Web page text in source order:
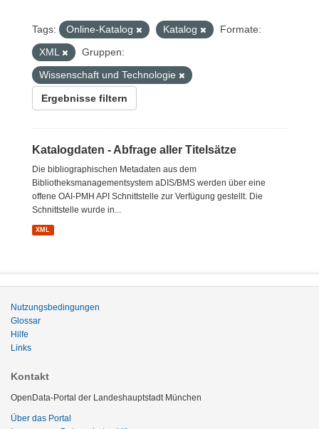
Tags: Online-Katalog Katalog
Formate:
XML
Gruppen:
Wissenschaft und Technologie
Ergebnisse filtern
Katalogdaten - Abfrage aller Titelsätze
Die bibliographischen Metadaten aus dem
Bibliotheksmanagementsystem aDIS/BMS werden über eine
offene OAI-PMH API Schnittstelle zur Verfügung gestellt. Die
Schnittstelle wurde in...
XML
Nutzungsbedingungen
Glossar
Hilfe
Links
Kontakt
OpenData-Portal der Landeshauptstadt München
Über das Portal